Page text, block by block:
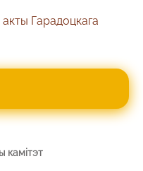
Гарадоцкага
камітэт